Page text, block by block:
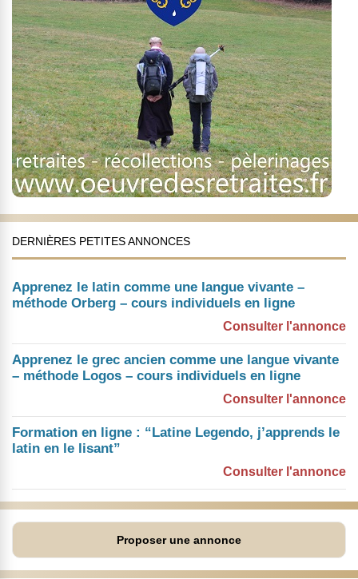
DERNIÈRES PETITES ANNONCES
Apprenez le latin comme une langue vivante –
méthode Orberg – cours individuels en ligne
Consulter l'annonce
Apprenez le grec ancien comme une langue vivante
– méthode Logos – cours individuels en ligne
Consulter l'annonce
Formation en ligne : “Latine Legendo, j’apprends le
latin en le lisant”
Consulter l'annonce
Proposer une annonce